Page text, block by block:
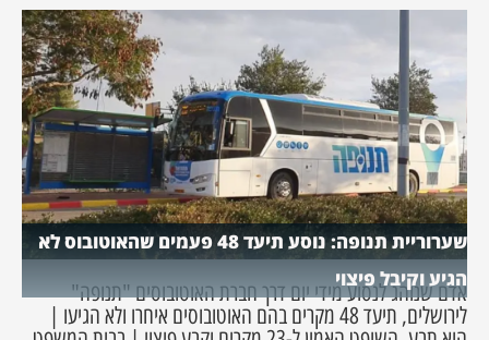
שערוריית תנופה: נוסע תיעד 48 פעמים שהאוטובוס לא
הגיע וקיבל פיצוי
אדם שנוהג לנסוע מידי יום דרך חברת האוטובוסים "תנופה"
לירושלים, תיעד 48 מקרים בהם האוטובוסים איחרו ולא הגיעו |